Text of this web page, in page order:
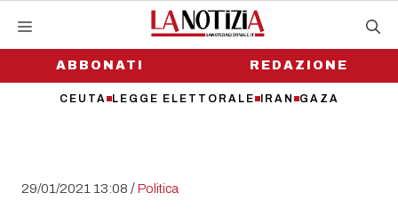
contenutoABBONATI
CEUTA LEGGE ELETTORALE IRAN GAZA
REDAZIONE
29/01/2021 13:08 /Politica